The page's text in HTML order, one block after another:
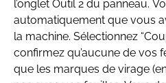
l’onglet Outil 2 du panneau.
automatiquement que vous
la machine. Sélectionnez
confirmez qu’aucune de vos
que les marques de virage